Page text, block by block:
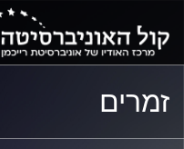
התפריט
הראשי
התוכן
הראשי
זמרים